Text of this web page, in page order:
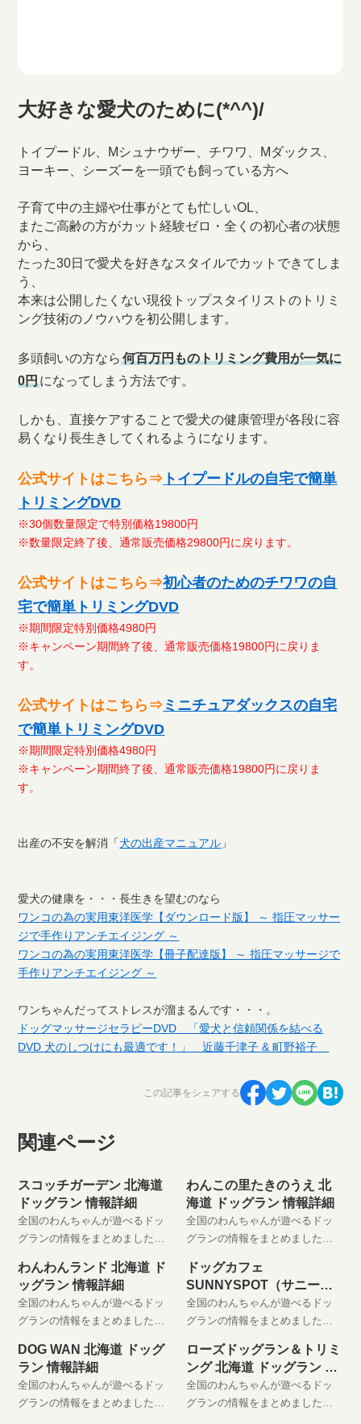
大好きな愛犬のために(*^^)/
トイプードル、Mシュナウザー、チワワ、Mダックス、
ヨーキー、シーズーを一頭でも飼っている方へ
子育て中の主婦や仕事がとても忙しいOL、
またご高齢の方がカット経験ゼロ・全くの初心者の状態
から、
たった30日で愛犬を好きなスタイルでカットできてしま
う、
本来は公開したくない現役トップスタイリストのトリミ
ング技術のノウハウを初公開します。
多頭飼いの方なら何百万円ものトリミング費用が一気に
0円になってしまう方法です。
しかも、直接ケアすることで愛犬の健康管理が各段に容
易くなり長生きしてくれるようになります。
公式サイトはこちら⇒ トイプードルの自宅で簡単
トリミングDVD
※30個数量限定で特別価格19800円
※数量限定終了後、通常販売価格29800円に戻ります。
公式サイトはこちら⇒初心者のためのチワワの自
宅で簡単トリミングDVD
※期間限定特別価格4980円
※キャンペーン期間終了後、通常販売価格19800円に戻りま
す。
公式サイトはこちら⇒ ミニチュアダックスの自宅
で簡単トリミングDVD
※期間限定特別価格4980円
※キャンペーン期間終了後、通常販売価格19800円に戻りま
す。
出産の不安を解消「犬の出産マニュアル 」
愛犬の健康を・・・長生きを望むのなら
ワンコの為の実用東洋医学【ダウンロード版】 ～ 指圧マッサー
ジで手作りアンチエイジング ～
ワンコの為の実用東洋医学【冊子配達版】 ～ 指圧マッサージで
手作りアンチエイジング ～
ワンちゃんだってストレスが溜まるんです・・・。
ドッグマッサージセラピーDVD 「愛犬と信頼関係を結べる
DVD 犬のしつけにも最適です！」 近藤千津子 & 町野裕子
この記事をシェアする
関連ページ
スコッチガーデン 北海道
ドッグラン 情報詳細
全国のわんちゃんが遊べるドッ
グランの情報をまとめました。
ごしください。 是非、お気に入
りに登録してください。
わんこの里たきのうえ 北
海道 ドッグラン 情報詳細
全国のわんちゃんが遊べるドッ
グランの情報をまとめました。
ごしください。 是非、お気に入
りに登録してください。
わんわんランド 北海道 ド
ッグラン 情報詳細
全国のわんちゃんが遊べるドッ
グランの情報をまとめました。
ごしください。 是非、お気に入
りに登録してください。
ドッグカフェ
SUNNYSPOT（サニース
ポット） 北海道 ドッグラ
ン 情報詳細
全国のわんちゃんが遊べるドッ
グランの情報をまとめました。
ごしください。 是非、お気に入
りに登録してください。
DOG WAN 北海道 ドッグ
ラン 情報詳細
全国のわんちゃんが遊べるドッ
グランの情報をまとめました。
ローズドッグラン＆トリミ
ング 北海道 ドッグラン 情
報詳細
全国のわんちゃんが遊べるドッ
グランの情報をまとめました。